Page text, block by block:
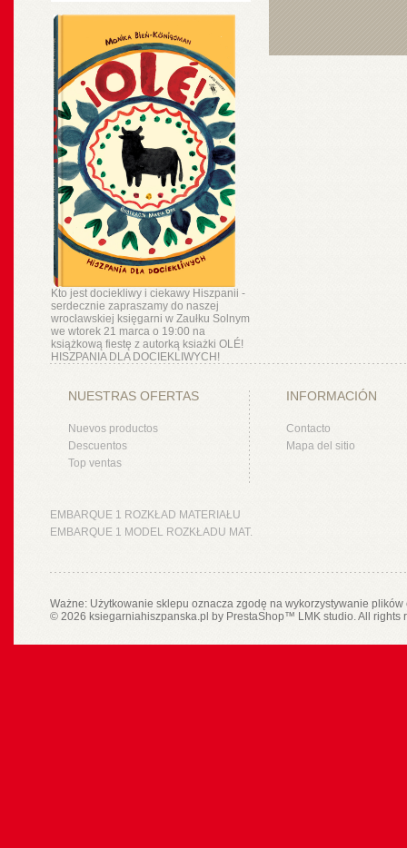
Kto jest dociekliwy i ciekawy Hiszpanii -
serdecznie zapraszamy do naszej
wrocławskiej księgarni w Zaułku Solnym
we wtorek 21 marca o 19:00 na
książkową fiestę z autorką ksiażki OLÉ!
HISZPANIA DLA DOCIEKLIWYCH!
NUESTRAS OFERTAS
Nuevos productos
Descuentos
Top ventas
INFORMACIÓN
Contacto
Mapa del sitio
EMBARQUE 1 ROZKŁAD MATERIAŁU
EMBARQUE 1 MODEL ROZKŁADU MAT.
Ważne: Użytkowanie sklepu oznacza zgodę na wykorzystywanie
© 2026 ksiegarniahiszpanska.pl by PrestaShop™ LMK studio. All rights